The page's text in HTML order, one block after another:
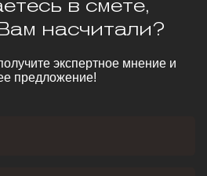
в смете,
насчитали?
экспертное мнение и
предложение!